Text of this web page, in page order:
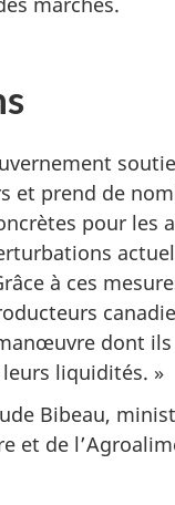
et prend de
pour les
à ces
dont
liquidités. »
Bibeau,
et de